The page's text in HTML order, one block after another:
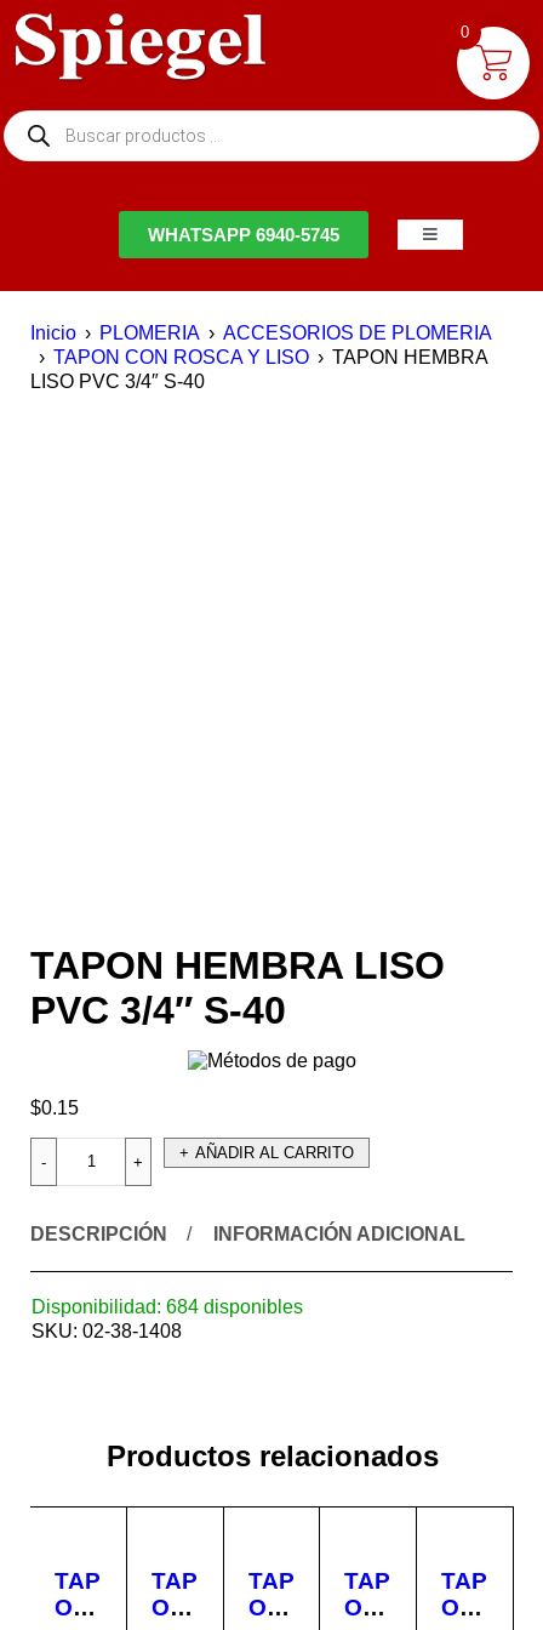
WHATSAPP 6940-5745
Inicio › PLOMERIA › ACCESORIOS DE PLOMERIA
› TAPON CON ROSCA Y LISO › TAPON HEMBRA
LISO PVC 3/4″ S-40
TAPON HEMBRA LISO
PVC 3/4″ S-40
$0.15
AÑADIR AL CARRITO
DESCRIPCIÓN INFORMACIÓN ADICIONAL
Disponibilidad: 684 disponibles
SKU: 02-38-1408
Productos relacionados
TAP
ON
TAP
ON
TAP
ON
TAP
ON
TAP
ON
0